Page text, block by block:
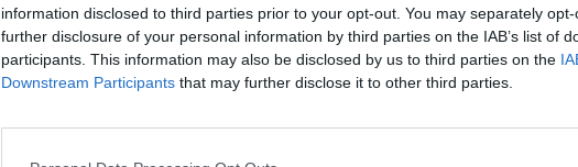
information disclosed to third parties prior to your opt-out. You may separately
further disclosure of your personal information by third parties on the IAB’s list of
participants. This information may also be disclosed by us to third parties on the
Downstream Participants that may further disclose it to other third parties.
Nyitvatartás: Hétfő:
18.00 Szombat: 14.00-
Telefon: +36 30 2596
https://
Bemutatkozás: Az Ancora Contemporary